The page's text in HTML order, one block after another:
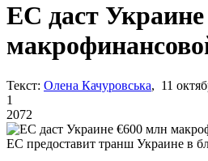
ЕС даст
Текст: Олена Качуровська, 11
1
2072
ЕС предоставит транш Украине в